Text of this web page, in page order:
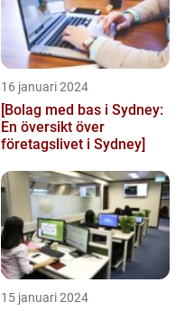
16 januari 2024
[Bolag med bas i Sydney:
En översikt över
företagslivet i Sydney]
15 januari 2024